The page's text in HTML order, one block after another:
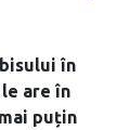
în
are în
puțin